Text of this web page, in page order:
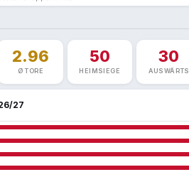
2.96
Ø TORE
50
HEIMSIEGE
30
AUSWÄRTS
27